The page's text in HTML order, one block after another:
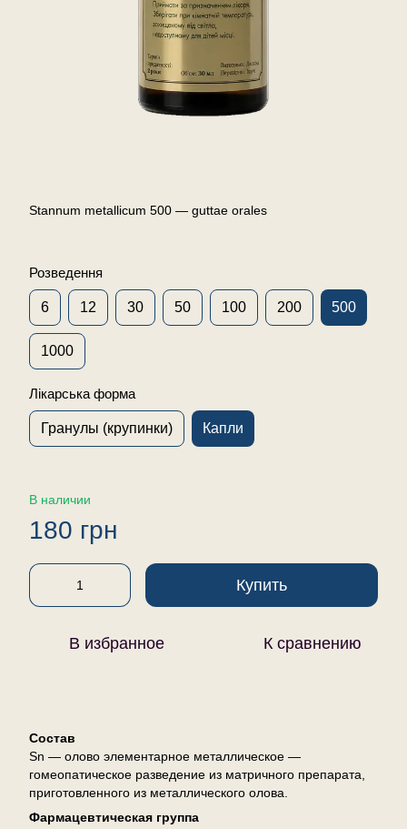
Stannum metallicum 500 — guttae orales
Розведення
6 12 30 50 100 200 500
1000
Лікарська форма
Гранулы (крупинки) Капли
В наличии
180 грн
Купить
В избранное К сравнению
Состав
Sn — олово элементарное металлическое —
гомеопатическое разведение из матричного препарата,
приготовленного из металлического олова.
Фармацевтическая группа